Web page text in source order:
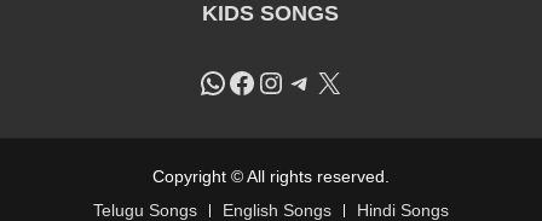
KIDS SONGS
WhatsApp
Facebook
Instagram
Telegram
X
Copyright © All rights reserved.
Telugu Songs
English Songs Hindi Songs